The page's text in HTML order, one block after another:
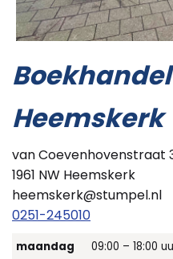
Heemskerk
van Coevenhovenstraat
1961 NW Heemskerk
heemskerk@stumpel.nl
0251-245010
maandag
09:00 – 18:00